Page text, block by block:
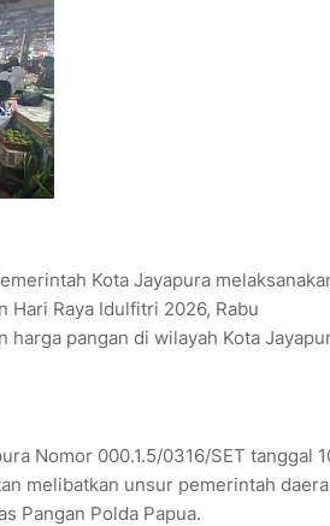
Kota Jayapura
Hari Raya Idulfitri 2026, Rabu
pangan di wilayah Kota
Nomor 000.1.5/0316/SET tanggal
melibatkan unsur pemerintah
Pangan Polda Papua.